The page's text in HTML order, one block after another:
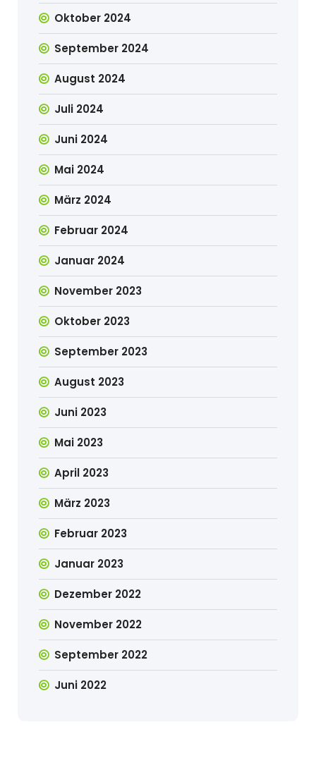
Oktober 2024
September 2024
August 2024
Juli 2024
Juni 2024
Mai 2024
März 2024
Februar 2024
Januar 2024
November 2023
Oktober 2023
September 2023
August 2023
Juni 2023
Mai 2023
April 2023
März 2023
Februar 2023
Januar 2023
Dezember 2022
November 2022
September 2022
Juni 2022